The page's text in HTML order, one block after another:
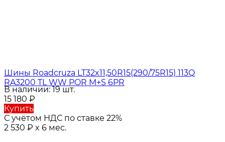
Шины Roadcruza LT32x11,50R15(290/75R15) 113Q
RA3200 TL WW POR M+S 6PR
В наличии: 19 шт.
15 180 ₽
Купить
С учётом НДС по ставке 22%
2 530 ₽ x 6 мес.